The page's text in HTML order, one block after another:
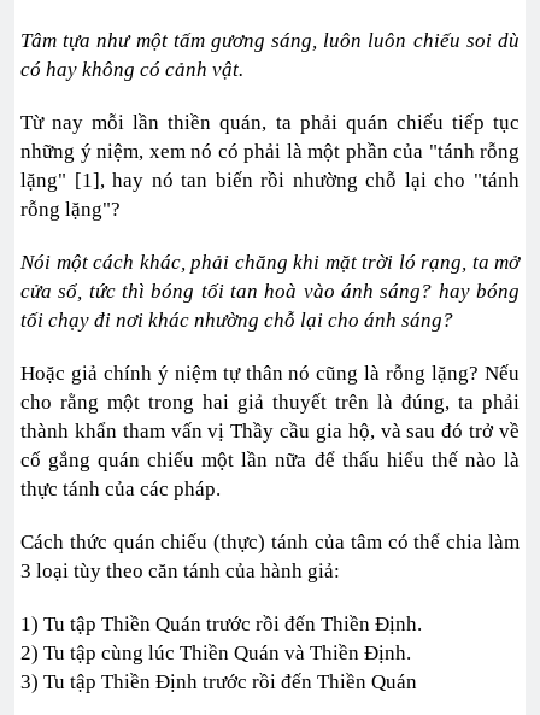
Tâm tựa như một tấm gương sáng, luôn luôn chiếu soi dù
có hay không có cảnh vật.
Từ nay mỗi lần thiền quán, ta phải quán chiếu tiếp tục
những ý niệm, xem nó có phải là một phần của "tánh rỗng
lặng" [1], hay nó tan biến rồi nhường chỗ lại cho "tánh
rỗng lặng"?
Nói một cách khác, phải chăng khi mặt trời ló rạng, ta mở
cửa sổ, tức thì bóng tối tan hoà vào ánh sáng? hay bóng
tối chạy đi nơi khác nhường chỗ lại cho ánh sáng?
Hoặc giả chính ý niệm tự thân nó cũng là rỗng lặng? Nếu
cho rằng một trong hai giả thuyết trên là đúng, ta phải
thành khẩn tham vấn vị Thầy cầu gia hộ, và sau đó trở về
cố gắng quán chiếu một lần nữa để thấu hiểu thế nào là
thực tánh của các pháp.
Cách thức quán chiếu (thực) tánh của tâm có thể chia làm
3 loại tùy theo căn tánh của hành giả:
1) Tu tập Thiền Quán trước rồi đến Thiền Ðịnh.
2) Tu tập cùng lúc Thiền Quán và Thiền Ðịnh.
3) Tu tập Thiền Ðịnh trước rồi đến Thiền Quán